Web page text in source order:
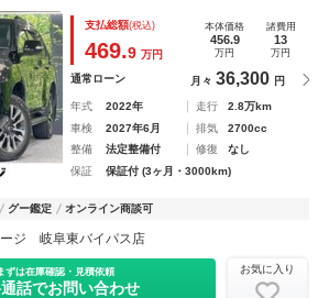
ズ レザーシート 前席シートエアコ
ンサー スマートキー
支払総額(税込)
469.9 万円
本体価格
456.9
万円
諸費用
13
万円
通常ローン 月々 36,300 円
年式 2022年 走行
2.8万km
車検
2027年6月 排気
2700cc
整備
法定整備付 修復
なし
保証
保証付 (3ヶ月・3000km)
グー鑑定 オンライン商談可
ージ 岐阜東バイパス店
ずは在庫確認・見積依頼
話でお問い合わせ
お気に入り